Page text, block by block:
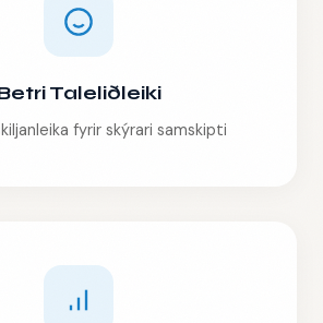
Taleliðleiki
fyrir skýrari samskipti